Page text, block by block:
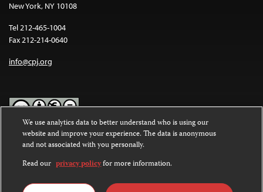
New York, NY 10108
Tel 212-465-1004
Fax 212-214-0640
info@cpj.org
Except where noted, text on this website is licensed under a
Commons Attribution-NonCommercial-NoDerivatives 4.0
International License.
Images and other media are not covered by the Creative Commons
We use analytics data to better understand who is using our
website and improve your experience. The data is anonymous
and not associated with you personally.
Read our privacy policyfor more information.